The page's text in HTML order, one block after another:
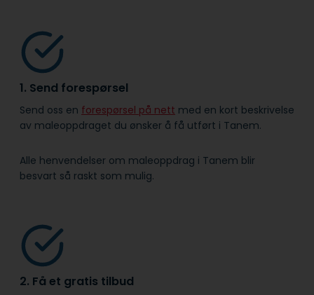
1. Send forespørsel
Send oss en forespørsel på nett med en kort beskrivelse
av maleoppdraget du ønsker å få utført i Tanem.
Alle henvendelser om maleoppdrag i Tanem blir
besvart så raskt som mulig.
2. Få et gratis tilbud